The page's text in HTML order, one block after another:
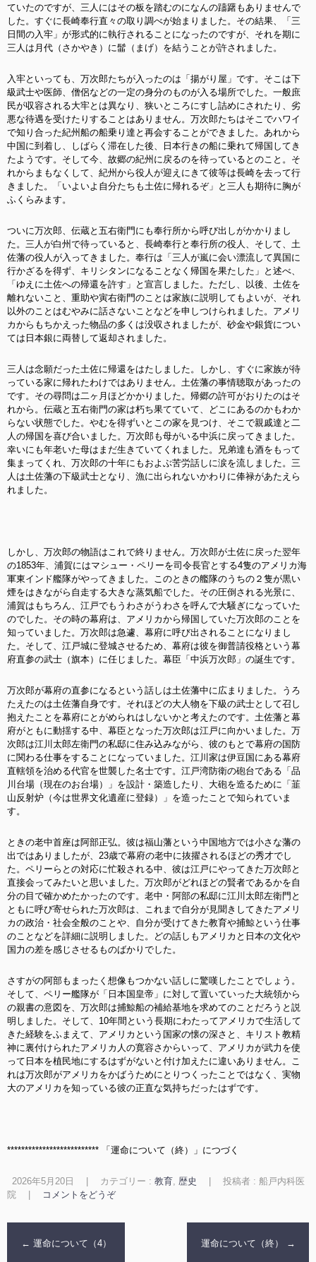
ていたのですが、三人にはその板を踏むのになんの躊躇もありませんで
した。すぐに長崎奉行直々の取り調べが始まりました。その結果、「三
日間の入牢」が形式的に執行されることになったのですが、それを期に
三人は月代（さかやき）に髷（まげ）を結うことが許されました。
入牢といっても、万次郎たちが入ったのは「揚がり屋」です。そこは下
級武士や医師、僧侶などの一定の身分のものが入る場所でした。一般庶
民が収容される大牢とは異なり、狭いところにすし詰めにされたり、劣
悪な待遇を受けたりすることはありません。万次郎たちはそこでハワイ
で知り合った紀州船の船乗り達と再会することができました。あれから
中国に到着し、しばらく滞在した後、日本行きの船に乗れて帰国してき
たようです。そして今、故郷の紀州に戻るのを待っているとのこと。そ
れからまもなくして、紀州から役人が迎えにきて彼等は長崎を去って行
きました。「いよいよ自分たちも土佐に帰れるぞ」と三人も期待に胸が
ふくらみます。
ついに万次郎、伝蔵と五右衛門にも奉行所から呼び出しがかかりまし
た。三人が白州で待っていると、長崎奉行と奉行所の役人、そして、土
佐藩の役人が入ってきました。奉行は「三人が嵐に会い漂流して異国に
行かざるを得ず、キリシタンになることなく帰国を果たした」と述べ、
「ゆえに土佐への帰還を許す」と宣言しました。ただし、以後、土佐を
離れないこと、重助や寅右衛門のことは家族に説明してもよいが、それ
以外のことはむやみに話さないことなどを申しつけられました。アメリ
カからもちかえった物品の多くは没収されましたが、砂金や銀貨につい
ては日本銀に両替して返却されました。
三人は念願だった土佐に帰還をはたしました。しかし、すぐに家族が待
っている家に帰れたわけではありません。土佐藩の事情聴取があったの
です。その尋問は二ヶ月ほどかかりました。帰郷の許可がおりたのはそ
れから。伝蔵と五右衛門の家は朽ち果てていて、どこにあるのかもわか
らない状態でした。やむを得ずいとこの家を見つけ、そこで親戚達と二
人の帰国を喜び合いました。万次郎も母がいる中浜に戻ってきました。
幸いにも年老いた母はまだ生きていてくれました。兄弟達も酒をもって
集まってくれ、万次郎の十年にもおよぶ苦労話しに涙を流しました。三
人は土佐藩の下級武士となり、漁に出られないかわりに俸禄があたえら
れました。
しかし、万次郎の物語はこれで終りません。万次郎が土佐に戻った翌年
の1853年、浦賀にはマシュー・ペリーを司令長官とする4隻のアメリカ海
軍東インド艦隊がやってきました。このときの艦隊のうちの２隻が黒い
煙をはきながら自走する大きな蒸気船でした。その圧倒される光景に、
浦賀はもちろん、江戸でもうわさがうわさを呼んで大騒ぎになっていた
のでした。その時の幕府は、アメリカから帰国していた万次郎のことを
知っていました。万次郎は急遽、幕府に呼び出されることになりまし
た。そして、江戸城に登城させるため、幕府は彼を御普請役格という幕
府直参の武士（旗本）に任じました。幕臣「中浜万次郎」の誕生です。
万次郎が幕府の直参になるという話しは土佐藩中に広まりました。うろ
たえたのは土佐藩自身です。それほどの大人物を下級の武士として召し
抱えたことを幕府にとがめられはしないかと考えたのです。土佐藩と幕
府がともに動揺する中、幕臣となった万次郎は江戸に向かいました。万
次郎は江川太郎左衛門の私邸に住み込みながら、彼のもとで幕府の国防
に関わる仕事をすることになっていました。江川家は伊豆国にある幕府
直轄領を治める代官を世襲した名士です。江戸湾防衛の砲台である「品
川台場（現在のお台場）」を設計・築造したり、大砲を造るために「韮
山反射炉（今は世界文化遺産に登録）」を造ったことで知られていま
す。
ときの老中首座は阿部正弘。彼は福山藩という中国地方では小さな藩の
出ではありましたが、23歳で幕府の老中に抜擢されるほどの秀才でし
た。ペリーらとの対応に忙殺される中、彼は江戸にやってきた万次郎と
直接会ってみたいと思いました。万次郎がどれほどの賢者であるかを自
分の目で確かめたかったのです。 老中・阿部の私邸に江川太郎左衛門と
ともに呼び寄せられた万次郎は、これまで自分が見聞きしてきたアメリ
カの政治・社会全般のことや、自分が受けてきた教育や捕鯨という仕事
のことなどを詳細に説明しました。どの話しもアメリカと日本の文化や
国力の差を感じさせるものばかりでした。
さすがの阿部もまったく想像もつかない話しに驚嘆したことでしょう。
そして、ペリー艦隊が「日本国皇帝」に対して置いていった大統領から
の親書の意図を、万次郎は捕鯨船の補給基地を求めてのことだろうと説
明しました。そして、10年間という長期にわたってアメリカで生活して
きた経験をふまえて、アメリカという国家の懐の深さと、キリスト教精
神に裏付けられたアメリカ人の寛容さからいって、アメリカが武力を使
って日本を植民地にするはずがないと付け加えたに違いありません。こ
れは万次郎がアメリカをかばうためにとりつくったことではなく、実物
大のアメリカを知っている彼の正直な気持ちだったはずです。
************************** 「運命について（終）」につづく
2026年5月20日 カテゴリー : 教育, 歴史
投稿者 : 船戸内科医
院
コメントをどうぞ
← 運命について（4） 運命について（終） →